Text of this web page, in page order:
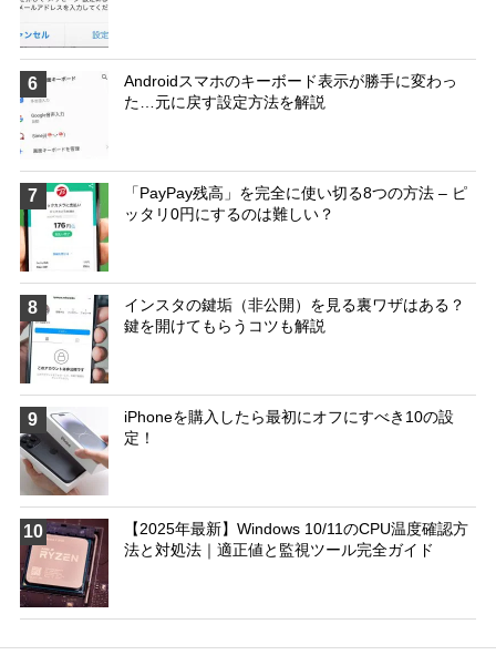
6
Androidスマホのキーボード表示が勝手に変わっ
た…元に戻す設定方法を解説
7
「PayPay残高」を完全に使い切る8つの方法 – ピ
ッタリ0円にするのは難しい？
8
インスタの鍵垢（非公開）を見る裏ワザはある？
鍵を開けてもらうコツも解説
9
iPhoneを購入したら最初にオフにすべき10の設
定！
10
【2025年最新】Windows 10/11のCPU温度確認方
法と対処法｜適正値と監視ツール完全ガイド